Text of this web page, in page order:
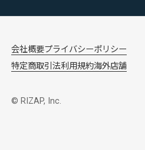
会社概要プライバシーポリシー
特定商取引法利用規約海外店舗
© RIZAP, Inc.